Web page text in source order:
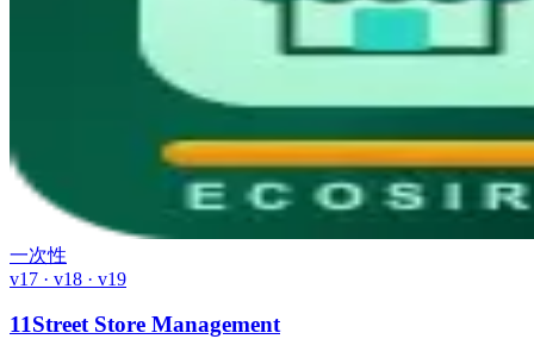
一次性
v17 · v18 · v19
11Street Store Management